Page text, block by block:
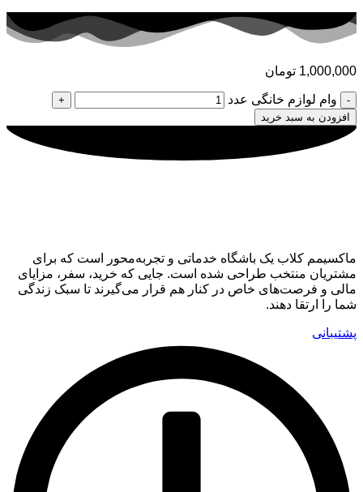
1,000,000 تومان
وام لوازم خانگی عدد
افزودن به سبد خرید
ماکسیمم کلاب یک باشگاه خدماتی و تجربه‌محور است که برای
مشتریان منتخب طراحی شده است. جایی که خرید، سفر، مزایای
مالی و فرصت‌های خاص در کنار هم قرار می‌گیرند تا سبک زندگی
شما را ارتقا دهند.
پشتیبانی